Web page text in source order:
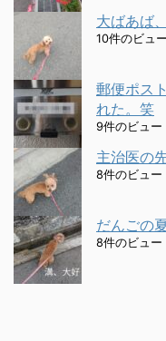
大ばあば
10件のビュー
郵便ポス
れた。笑
9件のビュー
主治医の
8件のビュー
だんごの
8件のビュー